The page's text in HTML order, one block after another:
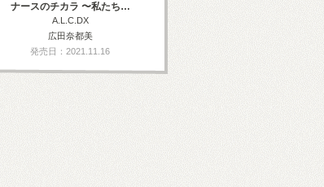
ナースのチカラ 〜私たち…
A.L.C.DX
広田奈都美
発売日：2021.11.16